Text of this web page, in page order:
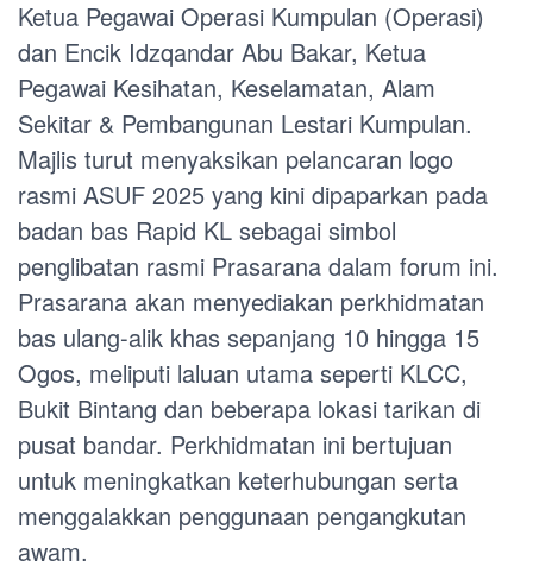
Ketua Pegawai Operasi Kumpulan (Operasi)
dan Encik Idzqandar Abu Bakar, Ketua
Pegawai Kesihatan, Keselamatan, Alam
Sekitar & Pembangunan Lestari Kumpulan.
Majlis turut menyaksikan pelancaran logo
rasmi ASUF 2025 yang kini dipaparkan pada
badan bas Rapid KL sebagai simbol
penglibatan rasmi Prasarana dalam forum ini.
Prasarana akan menyediakan perkhidmatan
bas ulang-alik khas sepanjang 10 hingga 15
Ogos, meliputi laluan utama seperti KLCC,
Bukit Bintang dan beberapa lokasi tarikan di
pusat bandar. Perkhidmatan ini bertujuan
untuk meningkatkan keterhubungan serta
menggalakkan penggunaan pengangkutan
awam.